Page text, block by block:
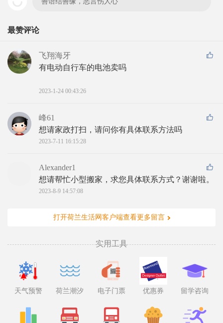
最赞评论
飞翔海牙
有电动自行车的电池卖吗
2023-1-24 00:43:26
峰61
想请家政打扫，请问你有具体联系方法吗
2023-7-11 16:15:28
Alexander1
想请帮忙小型搬家，求您具体联系方式？谢谢啦。
2023-8-9 14:57:08
打开荷兰生活网客户端查看更多留言
实用工具
天气预警 荷兰潮汐 电子门票 优惠券 留学咨询